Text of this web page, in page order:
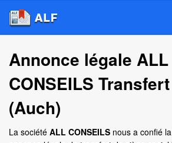
Annonce légale ALL
CONSEILS
(Auch)
La société ALL CONSEILS nous a confié